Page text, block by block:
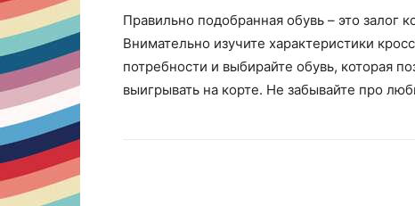
Правильно подобранная обувь – это залог
Внимательно изучите характеристики
потребности и выбирайте обувь, которая
выигрывать на корте. Не забывайте про